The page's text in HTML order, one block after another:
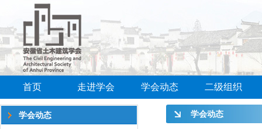
首页 走进学会 学会动态 二级组织
学会动态 学会动态